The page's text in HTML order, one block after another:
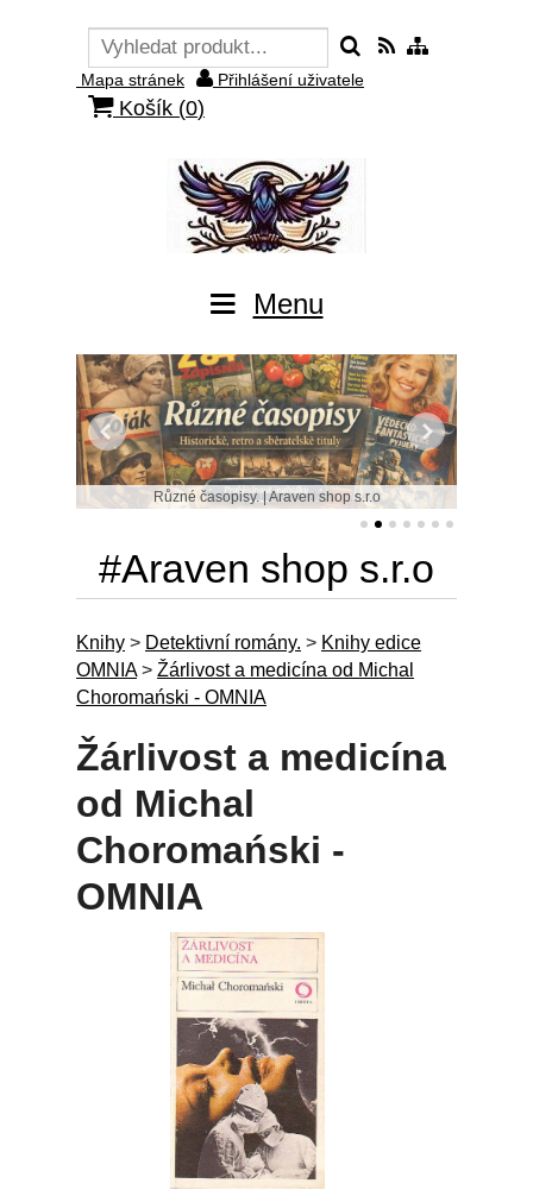
Mapa stránek Přihlášení uživatele
Košík (0)
Menu
Různé časopisy. | Araven shop s.r.o
#Araven shop s.r.o
Knihy > Detektivní romány. > Knihy edice
OMNIA > Žárlivost a medicína od Michal
Choromański - OMNIA
Žárlivost a medicína
od Michal
Choromański -
OMNIA